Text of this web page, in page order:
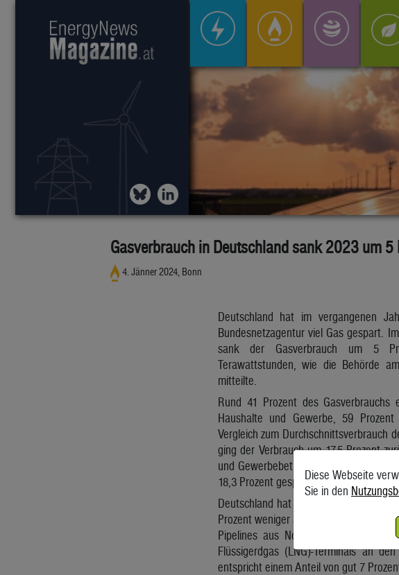
Gasverbrauch in Deutschland sank 2023 um 5
4. Jänner 2024, Bonn
Deutschland hat im vergangenen
Bundesnetzagentur viel Gas gespart.
sank der Gasverbrauch um 5
Terawattstunden, wie die Behörde
mitteilte.
Rund 41 Prozent des Gasverbrauchs
Haushalte und Gewerbe, 59
Vergleich zum Durchschnittsverbrauch
ging der Verbrauch um 17,5 Prozent
und Gewerbebetriebe hätten dabei
18,3 Prozent gespart.
Deutschland hat 2023 nach
Prozent weniger als ein Jahr zuvor, als
Pipelines aus Norwegen (43
Flüssigerdgas (LNG)-Terminals an
entspricht einem Anteil von gut 7
Diese Webseite
Sie in den